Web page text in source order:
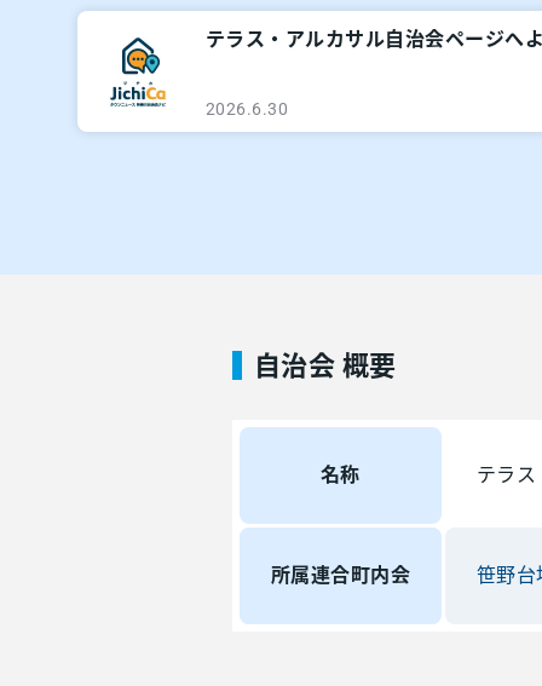
テラス・アルカサル自治会ページへ
2026.6.30
自治会 概要
名称 テラ
所属連合町内会 笹野台